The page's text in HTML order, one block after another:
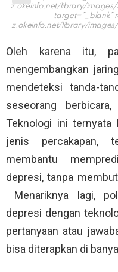
z.okeinfo.net/library/
target=”_blank”
z.okeinfo.net/library/
Oleh karena itu,
mengembangkan
mendeteksi tanda-
seseorang
Teknologi ini
jenis percakapan,
membantu
depresi, tanpa
Menariknya lagi,
depresi dengan
pertanyaan atau
bisa diterapkan di